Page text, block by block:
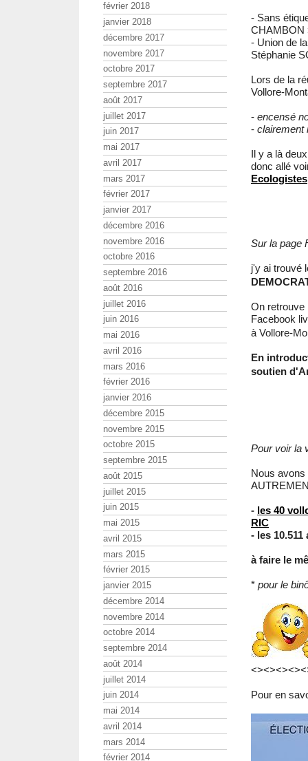
- Sans
CHAMBON
- Union de
Stéphanie
Lors de la
Vollore-
- encensé
- clairement
Il y a là
donc allé
Ecologistes
Sur la page
j'y ai trouvé
On retrouve
Facebook
à Vollore-
En
soutien
Pour voir la
Nous avons
- les 40
RIC
- les
à faire le
* pour le
Pour en
février 2018
janvier 2018
décembre 2017
novembre 2017
octobre 2017
septembre 2017
août 2017
juillet 2017
juin 2017
mai 2017
avril 2017
mars 2017
février 2017
janvier 2017
décembre 2016
novembre 2016
octobre 2016
septembre 2016
août 2016
juillet 2016
juin 2016
mai 2016
avril 2016
mars 2016
février 2016
janvier 2016
décembre 2015
novembre 2015
octobre 2015
septembre 2015
août 2015
juillet 2015
juin 2015
mai 2015
avril 2015
mars 2015
février 2015
janvier 2015
décembre 2014
novembre 2014
octobre 2014
septembre 2014
août 2014
juillet 2014
juin 2014
mai 2014
avril 2014
mars 2014
février 2014